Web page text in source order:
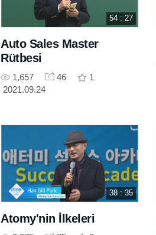
54 : 27
Auto Sales Master
Rütbesi
1,657 46
1
2021.09.24
38 : 35
Atomy'nin İlkeleri